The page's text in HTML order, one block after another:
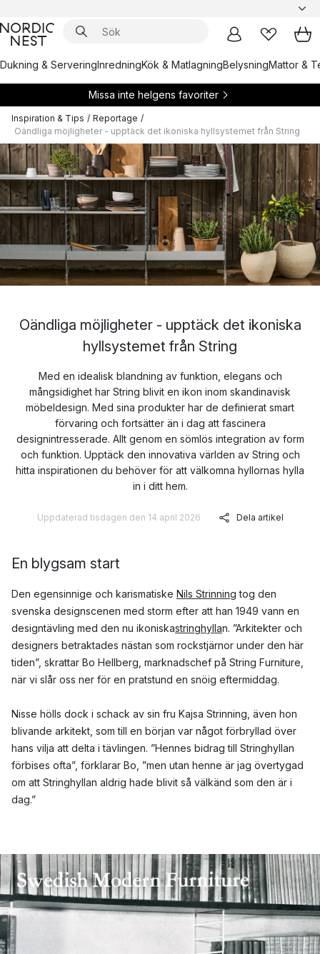
Dukning & ServeringInredningKök & MatlagningBelysningMattor &
Missa inte helgens favoriter
Inspiration & Tips / Reportage /
Oändliga möjligheter - upptäck det ikoniska hyllsystemet från String
Oändliga möjligheter - upptäck det ikoniska
hyllsystemet från String
Med en idealisk blandning av funktion, elegans och
mångsidighet har String blivit en ikon inom skandinavisk
möbeldesign. Med sina produkter har de definierat smart
förvaring och fortsätter än i dag att fascinera
designintresserade. Allt genom en sömlös integration av form
och funktion. Upptäck den innovativa världen av String och
hitta inspirationen du behöver för att välkomna hyllornas hylla
in i ditt hem.
Uppdaterad tisdagen den 14 april 2026 Dela artikel
En blygsam start
Den egensinnige och karismatiske Nils Strinning tog den
svenska designscenen med storm efter att han 1949 vann en
designtävling med den nu ikoniskastringhyllan. ”Arkitekter och
designers betraktades nästan som rockstjärnor under den här
tiden”, skrattar Bo Hellberg, marknadschef på String Furniture,
när vi slår oss ner för en pratstund en snöig eftermiddag.
Nisse hölls dock i schack av sin fru Kajsa Strinning, även hon
blivande arkitekt, som till en början var något förbryllad över
hans vilja att delta i tävlingen. ”Hennes bidrag till Stringhyllan
förbises ofta”, förklarar Bo, ”men utan henne är jag övertygad
om att Stringhyllan aldrig hade blivit så välkänd som den är i
dag.”